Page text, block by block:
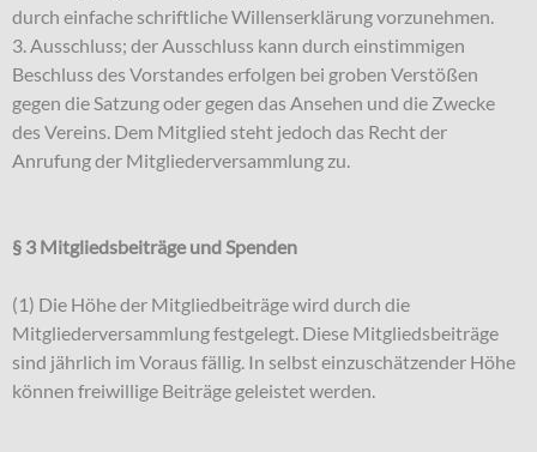
durch einfache schriftliche Willenserklärung vorzunehmen.
3. Ausschluss; der Ausschluss kann durch einstimmigen
Beschluss des Vorstandes erfolgen bei groben Verstößen
gegen die Satzung oder gegen das Ansehen und die Zwecke
des Vereins. Dem Mitglied steht jedoch das Recht der
Anrufung der Mitgliederversammlung zu.
§ 3 Mitgliedsbeiträge und Spenden
(1) Die Höhe der Mitgliedbeiträge wird durch die
Mitgliederversammlung festgelegt. Diese Mitgliedsbeiträge
sind jährlich im Voraus fällig. In selbst einzuschätzender Höhe
können freiwillige Beiträge geleistet werden.